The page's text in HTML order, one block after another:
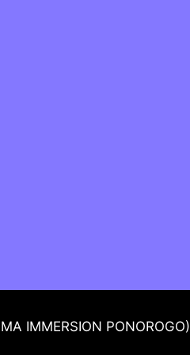
IMMERSION PONOROGO)